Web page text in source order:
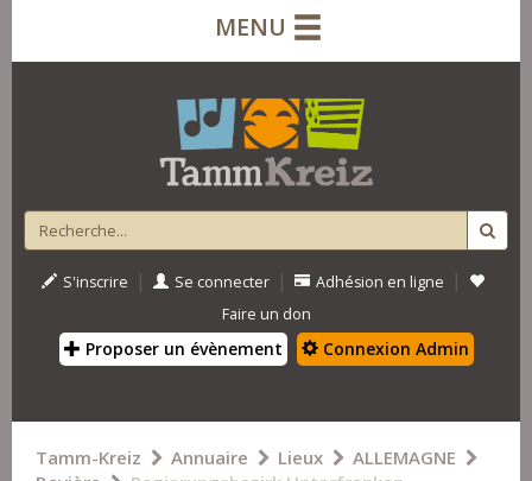
MENU
S'inscrire | Se connecter | Adhésion en ligne |
Faire un don
Proposer un évènement Connexion Admin
Tamm-Kreiz Annuaire Lieux
ALLEMAGNE